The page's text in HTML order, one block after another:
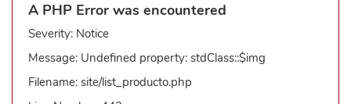
A PHP Error was encountered
Severity: Notice
Message: Undefined property: stdClass::$img
Filename: site/list_producto.php